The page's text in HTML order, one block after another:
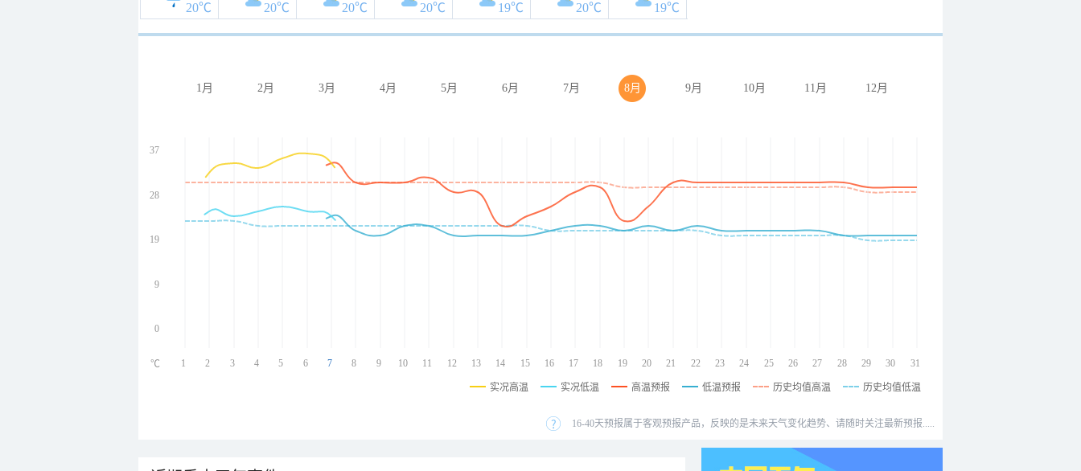
20℃
20℃
20℃
20℃
19℃
20℃
19℃
1月 2月 3月 4月 5月 6月 7月 8月 9月 10月 11月 12月
37
28
19
9
0
1 2 3 4 5 6 7 8 9 10 11 12 13 14 15 16 17 18 19 20 21 22 23 24 25 26 27 28 29 30 31
℃
实况高温 实况低温 高温预报 低温预报 历史均值高温 历史均值低温
16-40天预报属于客观预报产品，反映的是未来天气变化趋势、请随时关注最新预报.....